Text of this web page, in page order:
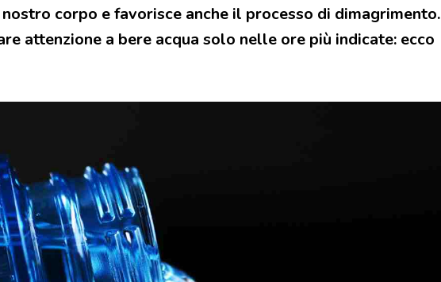
corpo e favorisce anche il processo di dimagrimento.
attenzione a bere acqua solo nelle ore più indicate: ecco